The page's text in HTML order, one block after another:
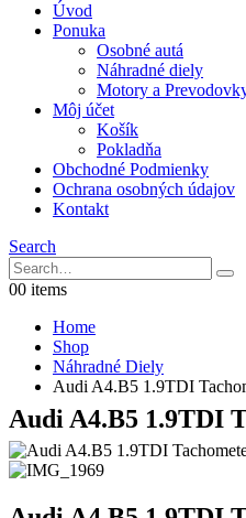
Úvod
Ponuka
Osobné autá
Náhradné diely
Motory a
Môj účet
Košík
Pokladňa
Obchodné Podmienky
Ochrana osobných údajov
Kontakt
Search
00 items
Home
Shop
Náhradné Diely
Audi A4.B5 1.9TDI
Audi A4.B5 1.9TDI